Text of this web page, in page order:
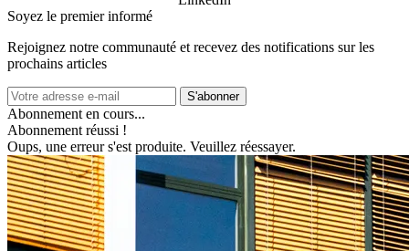
Soyez le premier informé
Rejoignez notre communauté et recevez des notifications sur les
prochains articles
S'abonner
Abonnement en cours...
Abonnement réussi !
Oups, une erreur s'est produite. Veuillez réessayer.